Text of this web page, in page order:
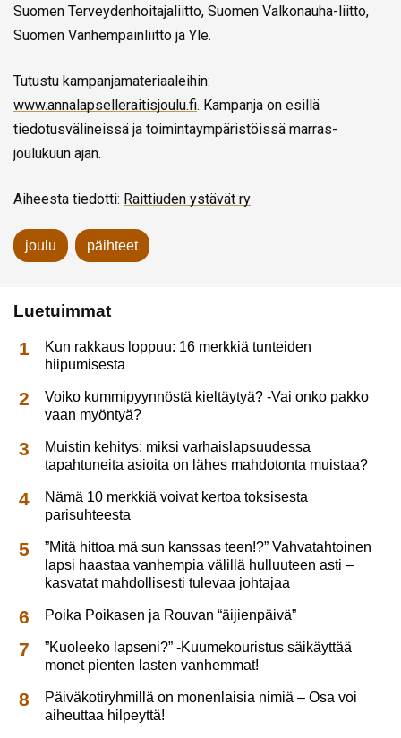
Suomen Terveydenhoitajaliitto, Suomen Valkonauha-liitto,
Suomen Vanhempainliitto ja Yle.
Tutustu kampanjamateriaaleihin:
www.annalapselleraitisjoulu.fi. Kampanja on esillä
tiedotusvälineissä ja toimintaympäristöissä marras-
joulukuun ajan.
Aiheesta tiedotti: Raittiuden ystävät ry
joulu päihteet
Luetuimmat
Kun rakkaus loppuu: 16 merkkiä tunteiden
hiipumisesta
Voiko kummipyynnöstä kieltäytyä? -Vai onko pakko
vaan myöntyä?
Muistin kehitys: miksi varhaislapsuudessa
tapahtuneita asioita on lähes mahdotonta muistaa?
Nämä 10 merkkiä voivat kertoa toksisesta
parisuhteesta
”Mitä hittoa mä sun kanssas teen!?” Vahvatahtoinen
lapsi haastaa vanhempia välillä hulluuteen asti –
kasvatat mahdollisesti tulevaa johtajaa
Poika Poikasen ja Rouvan “äijienpäivä”
”Kuoleeko lapseni?” -Kuumekouristus säikäyttää
monet pienten lasten vanhemmat!
Päiväkotiryhmillä on monenlaisia nimiä – Osa voi
aiheuttaa hilpeyttä!